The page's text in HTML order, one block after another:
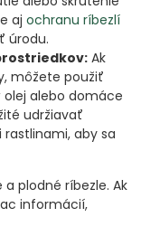
aj ochranu ríbezlí
úrodu.
Ak
môžete použiť
olej alebo domáce
udržiavať
aby sa
plodné ríbezle. Ak
informácií,